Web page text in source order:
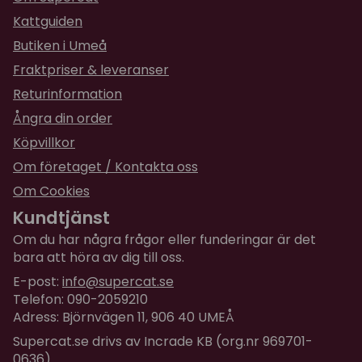
Material: TPR (Thermoplastic rubber)
Jag har valt ut denna matskål till vår bengalhane -
han gillar den verkligen. Vi har testat flera gånger
att servera 2 matskålar brevid varandra, en vanlig
matskål med samma blötfoder som vi lägger i
denna matskål. Han väljer alltid att börja äta sin
måltid ur denna matskål. Han pillrar med tassarna
och klurar och äter långsamt och bra ur denna
matskål.
Vi hoppas att din katt ska gilla den lika mycket! :)
// Jessica på Supercat.se
Kattguiden
Butiken i Umeå
Fraktpriser & leveranser
Returinformation
Ångra din order
Köpvillkor
Om företaget / Kontakta oss
Om Cookies
Kundtjänst
Om du har några frågor eller funderingar är det
bara att höra av dig till oss.
E-post: info@supercat.se
Telefon: 090-2059210
Adress: Björnvägen 11, 906 40 UMEÅ
Supercat.se drivs av Incrade KB (org.nr 969701-